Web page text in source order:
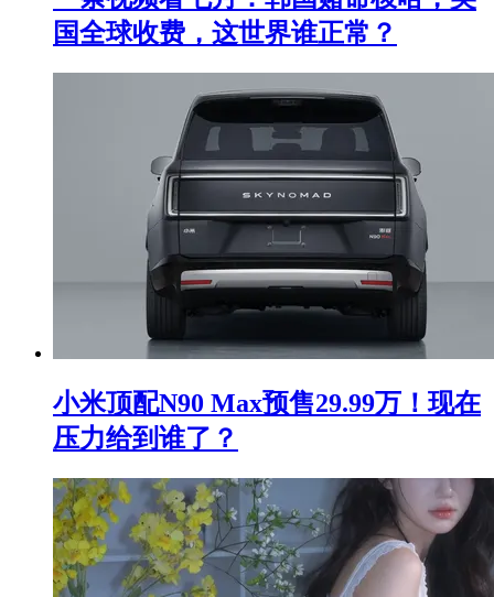
国全球收费，这世界谁正常？
小米顶配N90 Max预售29.99万！现在
压力给到谁了？